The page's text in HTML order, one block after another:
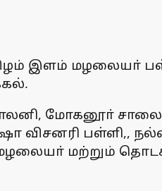
மழலையா்
மோகனூா்
விசனரி பள்ளி,,
மழலையா் மற்றும்